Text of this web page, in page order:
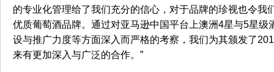
的专业化管理给了我们充分的信心，对于品牌的珍视也令我
优质葡萄酒品牌。通过对亚马逊中国平台上澳洲4星与5星
设与推广力度等方面深入而严格的考察，我们为其颁发了
来有更加深入与广泛的合作。”